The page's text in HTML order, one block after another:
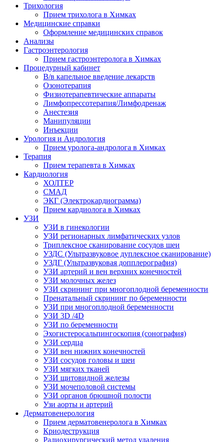
Трихология
Прием трихолога в Химках
Медицинские справки
Оформление медицинских справок
Анализы
Гастроэнтерология
Прием гастроэнтеролога в Химках
Процедурный кабинет
В/в капельное введение лекарств
Озонотерапия
Физиотерапевтические аппараты
Лимфопрессотерапия/Лимфодренаж
Анестезия
Манипуляции
Инъекции
Урология и Андрология
Прием уролога-андролога в Химках
Терапия
Прием терапевта в Химках
Кардиология
ХОЛТЕР
СМАД
ЭКГ (Электрокардиограмма)
Прием кардиолога в Химках
УЗИ
УЗИ в гинекологии
УЗИ регионарных лимфатических узлов
Триплексное сканирование сосудов шеи
УЗДС (Ультразвуковое дуплексное сканирование)
УЗДГ (Ультразвуковая допплерография)
УЗИ артерий и вен верхних конечностей
УЗИ молочных желез
УЗИ скрининг при многоплодной беременности
Пренатальный скрининг по беременности
УЗИ при многоплодной беременности
УЗИ 3D /4D
УЗИ по беременности
Эхогистеросальпингоскопия (сонография)
УЗИ сердца
УЗИ вен нижних конечностей
УЗИ сосудов головы и шеи
УЗИ мягких тканей
УЗИ щитовидной железы
УЗИ мочеполовой системы
УЗИ органов брюшной полости
Узи аорты и артерий
Дерматовенерология
Прием дерматовенеролога в Химках
Криодеструкция
Радиохирургический метод удаления